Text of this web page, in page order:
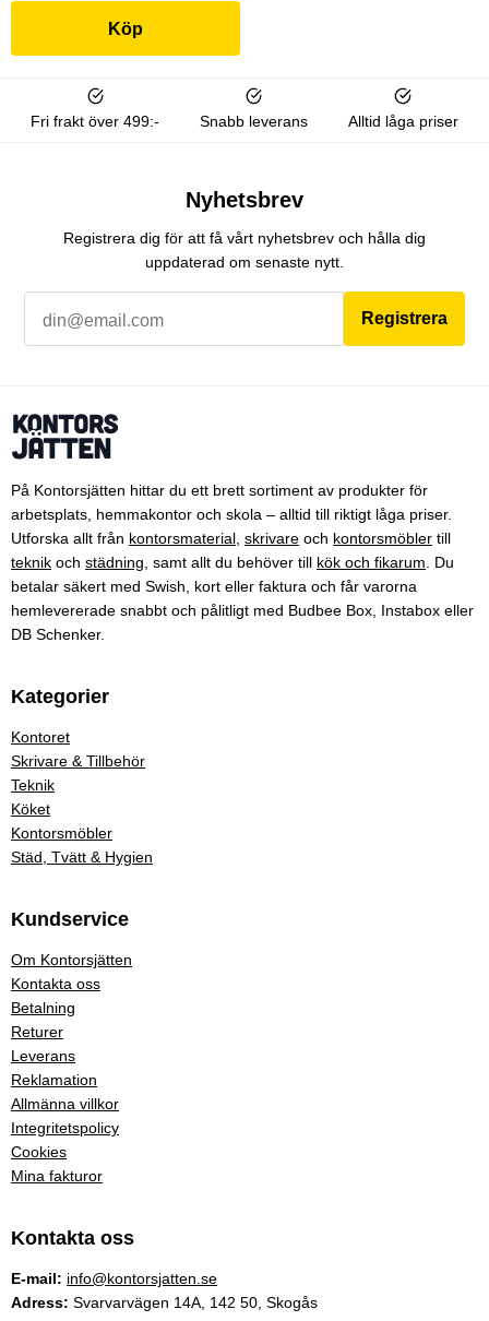
Köp
Fri frakt över 499:- Snabb leverans Alltid låga priser
Nyhetsbrev
Registrera dig för att få vårt nyhetsbrev och hålla dig
uppdaterad om senaste nytt.
Registrera
På Kontorsjätten hittar du ett brett sortiment av produkter för
arbetsplats, hemmakontor och skola – alltid till riktigt låga priser.
Utforska allt från kontorsmaterial skrivare och kontorsmöbler till
teknik och städning , samt allt du behöver till kök och fikarum . Du
betalar säkert med Swish, kort eller faktura och får varorna
hemlevererade snabbt och pålitligt med Budbee Box, Instabox eller
DB Schenker.
Kategorier
Kontoret
Skrivare & Tillbehör
Teknik
Köket
Kontorsmöbler
Städ, Tvätt & Hygien
Kundservice
Om Kontorsjätten
Kontakta oss
Betalning
Returer
Leverans
Reklamation
Allmänna villkor
Integritetspolicy
Cookies
Mina fakturor
Kontakta oss
E-mail: info@kontorsjatten.se
Adress: Svarvarvägen 14A, 142 50, Skogås